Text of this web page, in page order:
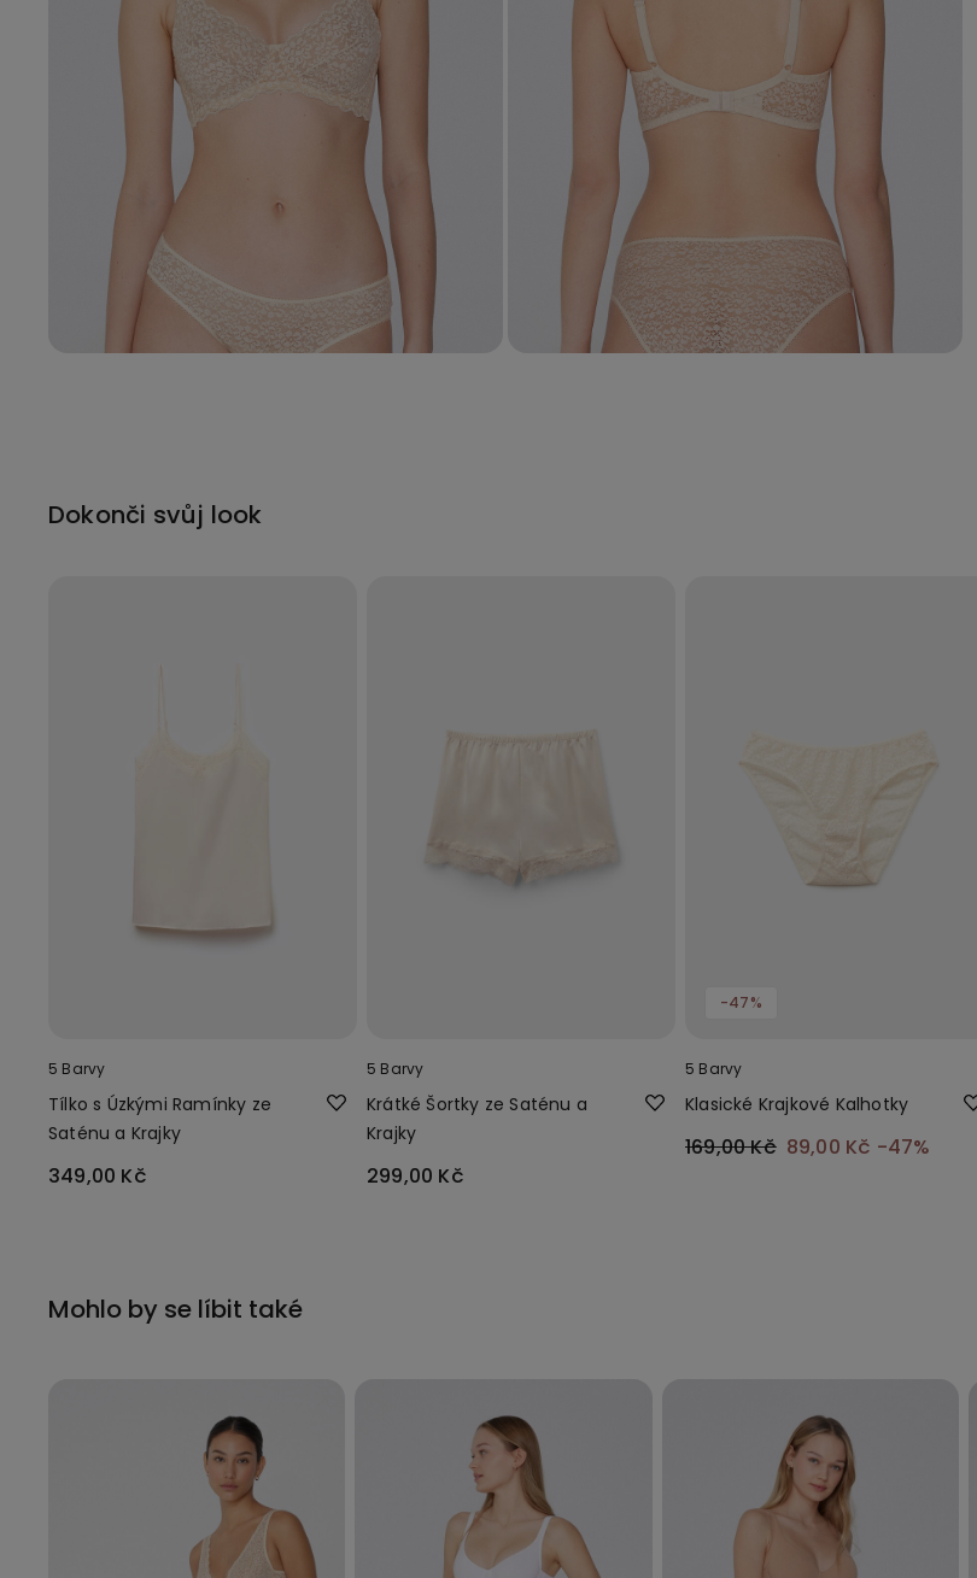
Dokonči svůj look
5 Barvy
Tílko s Úzkými Ramínky ze
Saténu a Krajky
349,00 Kč
5 Barvy
Krátké Šortky ze Saténu a
Krajky
299,00 Kč
-47%
5 Barvy
Klasické Krajkové Kalhotky
169,00 Kč 89,00 Kč -47%
Mohlo by se líbit také